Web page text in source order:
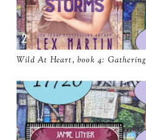
Wild At Heart, book 4: